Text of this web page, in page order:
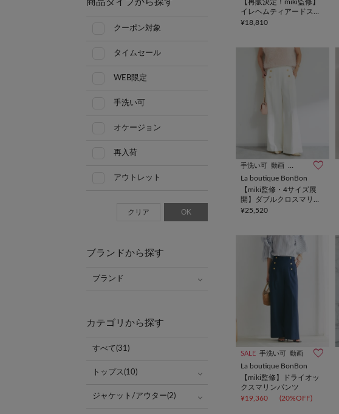
【再販決定！miki監修】
イレヘムティアードスカ
ート
¥18,810
手洗い可 動画 オケージョン
La boutique BonBon
【miki監修・4サイズ展
開】ダブルクロスマリン
パンツ
¥25,520
SALE 手洗い可 動画
La boutique BonBon
【miki監修】ドライオッ
クスマリンパンツ
¥19,360
(20%OFF)
商品タイプから探す
クーポン対象
タイムセール
WEB限定
手洗い可
オケージョン
再入荷
アウトレット
クリア OK
ブランドから探す
ブランド
カテゴリから探す
すべて(31)
トップス(10)
ジャケット/アウター(2)